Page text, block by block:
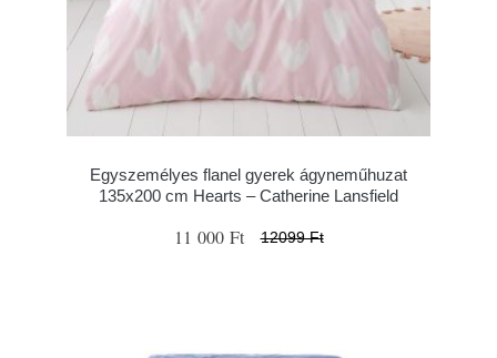
Egyszemélyes flanel gyerek ágyneműhuzat
135x200 cm Hearts – Catherine Lansfield
11 000 Ft 12099 Ft